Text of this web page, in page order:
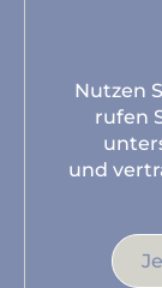
Nutzen
rufen
und